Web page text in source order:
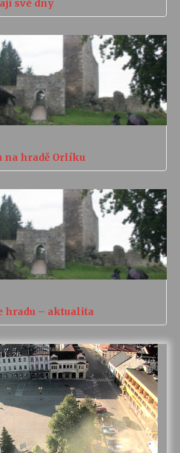
své dny
na hradě Orlíku
hradu – aktualita